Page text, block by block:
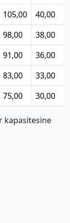
105,00
40,00
98,00
38,00
91,00
36,00
83,00
33,00
75,00 30,00
kapasitesine